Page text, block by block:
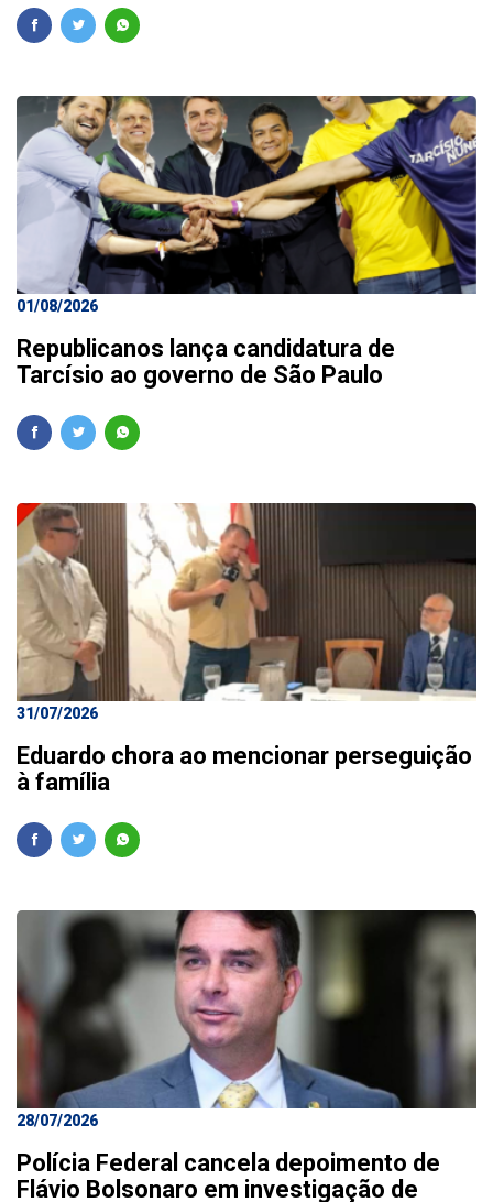
01/08/2026
Republicanos lança candidatura de
Tarcísio ao governo de São Paulo
31/07/2026
Eduardo chora ao mencionar perseguição
à família
28/07/2026
Polícia Federal cancela depoimento de
Flávio Bolsonaro em investigação de